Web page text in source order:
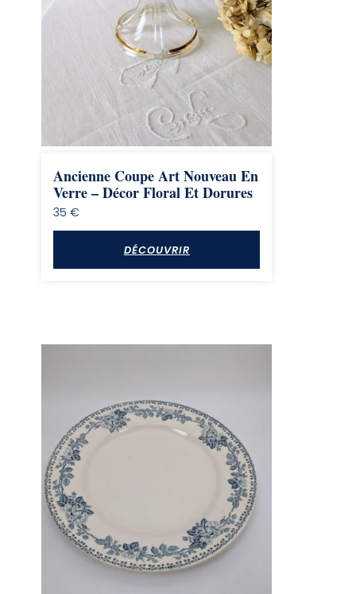
Ancienne Coupe Art Nouveau En
Verre – Décor Floral Et Dorures
35€
DÉCOUVRIR